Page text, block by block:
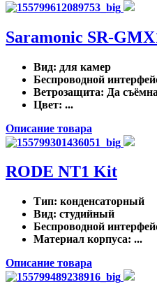
Saramonic SR-
Вид: для камер
Беспроводной
Ветрозащита: Да
Цвет: ...
Описание товара
RODE NT1 Kit
Тип: конденсаторный
Вид: студийный
Беспроводной
Материал корпуса: ...
Описание товара